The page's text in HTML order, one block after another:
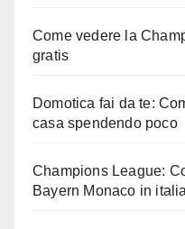
Come vedere la
gratis
Domotica fai da te:
casa spendendo poco
Champions League:
Bayern Monaco in